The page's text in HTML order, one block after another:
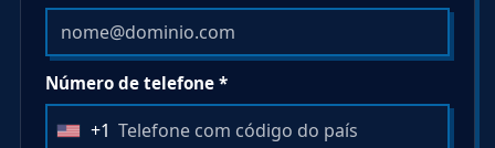
Número de telefone *
U +1